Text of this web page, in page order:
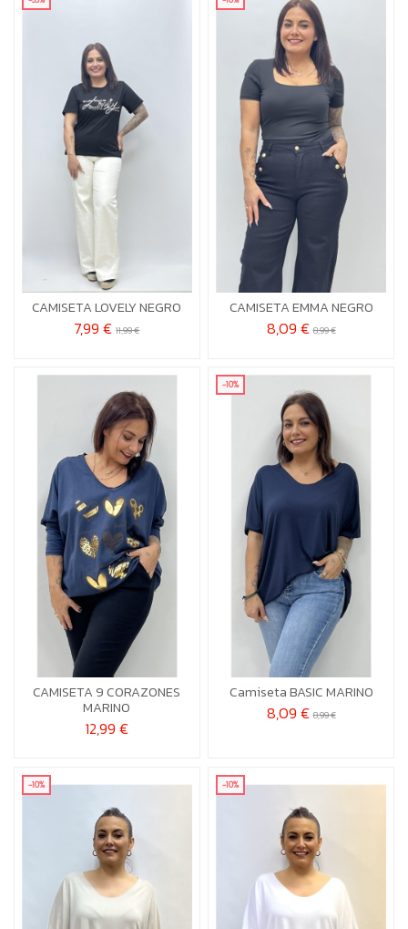
CAMISETA LOVELY NEGRO
7,99 €11,99 €
S-M L-XL
 Añadir al carrito CAMISETA EMMA NEGRO
8,09 €8,99 €
U
 Añadir al carrito
CAMISETA 9 CORAZONES
MARINO
12,99 €
 Añadir al carrito
-10%
Camiseta BASIC MARINO
8,09 €8,99 €
CV
 Añadir al carrito
-10% -10%